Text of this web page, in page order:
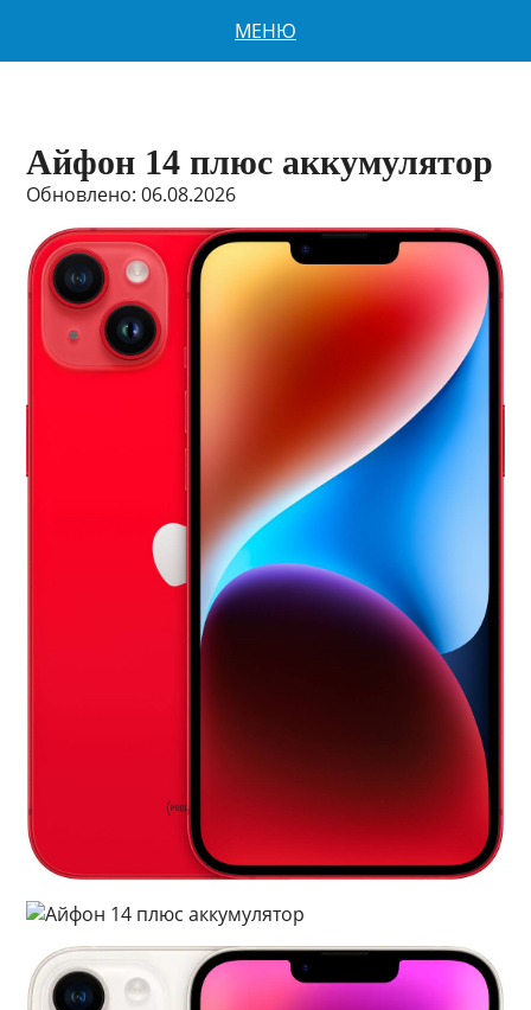
МЕНЮ
Айфон 14 плюс аккумулятор
Обновлено: 06.08.2026